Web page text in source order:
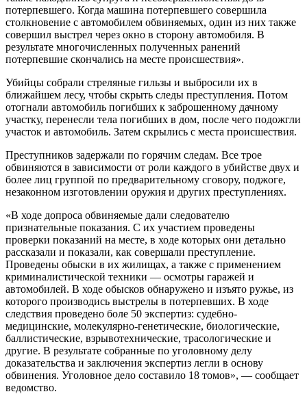
потерпевшего. Когда машина потерпевшего совершила
столкновение с автомобилем обвиняемых, один из них также
совершил выстрел через окно в сторону автомобиля. В
результате многочисленных полученных ранений
потерпевшие скончались на месте происшествия».
Убийцы собрали стреляные гильзы и выбросили их в
ближайшем лесу, чтобы скрыть следы преступления. Потом
отогнали автомобиль погибших к заброшенному дачному
участку, перенесли тела погибших в дом, после чего подожгли
участок и автомобиль. Затем скрылись с места происшествия.
Преступников задержали по горячим следам. Все трое
обвиняются в зависимости от роли каждого в убийстве двух и
более лиц группой по предварительному сговору, поджоге,
незаконном изготовлении оружия и других преступлениях.
«В ходе допроса обвиняемые дали следователю
признательные показания. С их участием проведены
проверки показаний на месте, в ходе которых они детально
рассказали и показали, как совершали преступление.
Проведены обыски в их жилищах, а также с применением
криминалистической техники — осмотры гаражей и
автомобилей. В ходе обысков обнаружено и изъято ружье, из
которого производись выстрелы в потерпевших. В ходе
следствия проведено боле 50 экспертиз: судебно-
медицинские, молекулярно-генетические, биологические,
баллистические, взрывотехнические, трасологические и
другие. В результате собранные по уголовному делу
доказательства и заключения экспертиз легли в основу
обвинения. Уголовное дело составило 18 томов», — сообщает
ведомство.